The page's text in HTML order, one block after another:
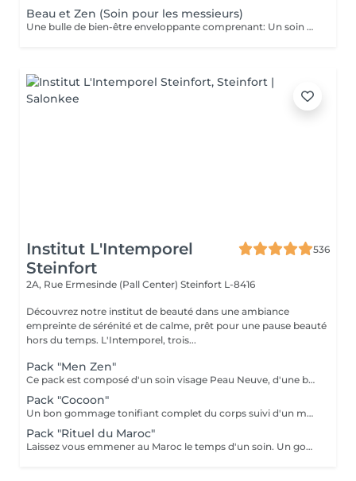
Beau et Zen (Soin pour les messieurs)
Une bulle de bien-être enveloppante comprenant: Un soin visage éclat d'une durée de 50 minutes adapté à votre type de peau (Nettoyage, gommage, extraction des comédons, massage visage, masque et crème de soin) Un massage relaxant du dos d'une durée de 20 minutes. Une manucure ( Limage, la pousse et coupe des cuticules, gommage et massage avec crème de soin)
Institut L'Intemporel
Steinfort
536
2A, Rue Ermesinde (Pall Center) Steinfort L-8416
Découvrez notre institut de beauté dans une ambiance
empreinte de sérénité et de calme, prêt pour une pause beauté
hors du temps. L'Intemporel, trois...
Pack "Men Zen"
Ce pack est composé d'un soin visage Peau Neuve, d'une beauté des pieds et d'un massage "Escale à Marrakech" (1h de massage) Déconnection et expérience sensorielle Pour récupérer un "homme" zen :-)
Pack "Cocoon"
Un bon gommage tonifiant complet du corps suivi d'un massage détente du corps 1h, beauté des pieds et manucure.
Pack "Rituel du Maroc"
Laissez vous emmener au Maroc le temps d'un soin. Un gommage complet du corps avec au choix le "gommage à la fleur d'oranger" ou le "gommage au savon noir bio", suivi d'un massage d'une heure "Escale à Marrakech". Un voyage sensoriel parfumé à la fleur d'oranger ou à l'essence d'eucalyptus. Un thé à la menthe vous sera servi après le soin.